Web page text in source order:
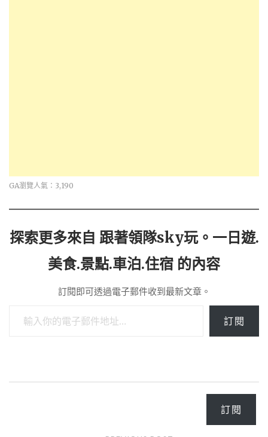
GA瀏覽人氣：3,190
探索更多來自 跟著領隊sky玩。一日遊.
美食.景點.車泊.住宿 的內容
訂閱即可透過電子郵件收到最新文章。
訂閱
訂閱